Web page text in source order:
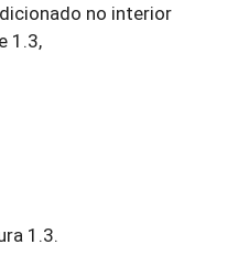
no interior
1.3,
1.3.